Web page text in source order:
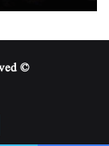
© Copyright 2026, All Rights Reserved